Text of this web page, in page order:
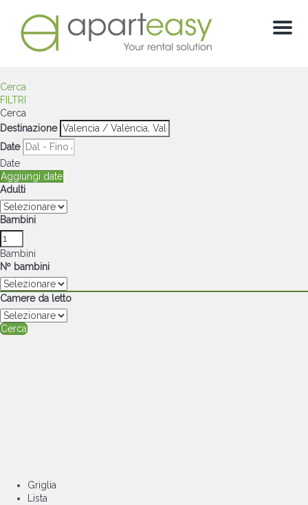
Menu
Cerca
FILTRI
Cerca
Destinazione
Date
Date
Aggiungi date
Adulti
Bambini
Bambini
Nº bambini
Camere da letto
Cerca
Griglia
Lista